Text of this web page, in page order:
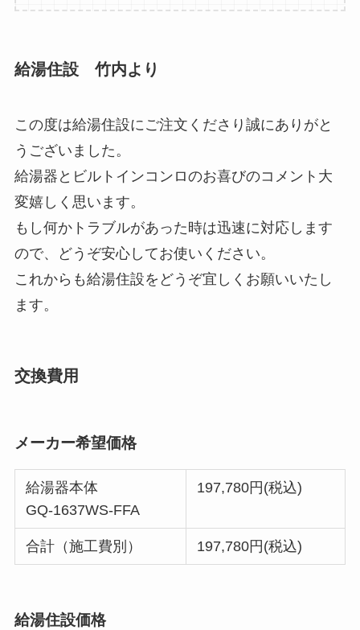
給湯住設 竹内より
この度は給湯住設にご注文くださり誠にありがと
うございました。
給湯器とビルトインコンロのお喜びのコメント大
変嬉しく思います。
もし何かトラブルがあった時は迅速に対応します
ので、どうぞ安心してお使いください。
これからも給湯住設をどうぞ宜しくお願いいたし
ます。
交換費用
メーカー希望価格
給湯器本体
GQ-1637WS-FFA
197,780円(税込)
合計（施工費別） 197,780円(税込)
給湯住設価格